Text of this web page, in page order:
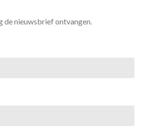
de nieuwsbrief ontvangen.